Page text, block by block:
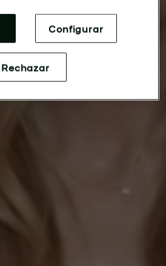
Rechazar
Configurar